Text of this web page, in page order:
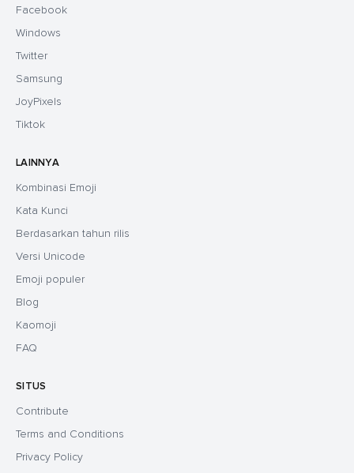
Facebook
Windows
Twitter
Samsung
JoyPixels
Tiktok
LAINNYA
Kombinasi Emoji
Kata Kunci
Berdasarkan tahun rilis
Versi Unicode
Emoji populer
Blog
Kaomoji
FAQ
SITUS
Contribute
Terms and Conditions
Privacy Policy